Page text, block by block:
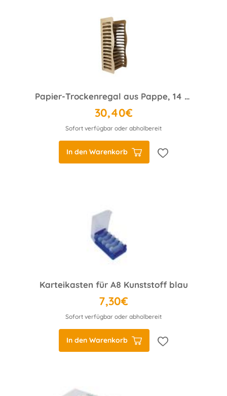
Papier-Trockenregal aus Pappe, 14 Böden, 110x47x36 cm
30,40€
Sofort verfügbar oder abholbereit
In den Warenkorb
Karteikasten für A8 Kunststoff blau
7,30€
Sofort verfügbar oder abholbereit
In den Warenkorb